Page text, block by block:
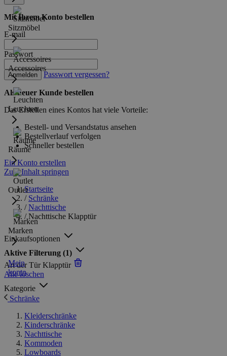
Sitzmöbel
Accessoires
Leuchten
Räume
Outlet
Marken
Mein
konto
Mit Ihrem Konto bestellen
E-mail
Passwort
Anmelden Passwort vergessen?
Als neuer Kunde bestellen
Das Erstellen eines Kontos hat viele Vorteile:
Bestell- und Versandstatus ansehen
Bestellverlauf verfolgen
Schneller bestellen
Ein Konto erstellen
Zum Inhalt springen
Startseite
/ Schränke
/ Nachttische
/ Nachttische Klapptür
Einkaufsoptionen
Aktive Filterung (1)
Art der Tür Klapptür
Alle löschen
Kategorie
Schränke
Kleiderschränke
Kinderschränke
Nachttische
Kommoden
Lowboards